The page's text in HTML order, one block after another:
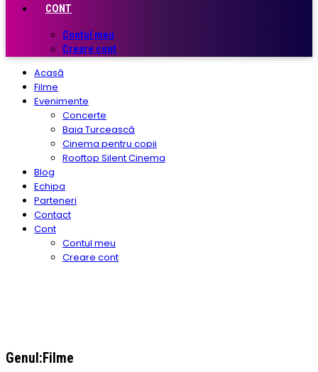
CONT
Contul meu
Creare cont
Acasă
Filme
Evenimente
Concerte
Baia Turcească
Cinema pentru copii
Rooftop Silent Cinema
Blog
Echipa
Parteneri
Contact
Cont
Contul meu
Creare cont
Genul:Filme